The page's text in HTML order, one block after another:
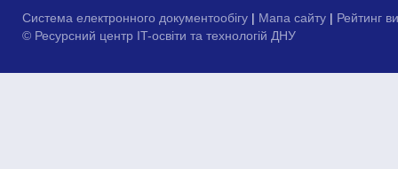
Система електронного документообігу | Мапа сайту | Рейтинг
© Ресурсний центр IT-освіти та технологій ДНУ